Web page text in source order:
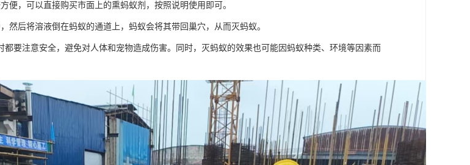
便，可以直接购买市面上的熏蚂蚁剂，按照说明使用即可。
然后将溶液倒在蚂蚁的通道上，蚂蚁会将其带回巢穴，从而灭蚂蚁。
都要注意安全，避免对人体和宠物造成伤害。同时，灭蚂蚁的效果也可能因蚂蚁种类、环境等因素而